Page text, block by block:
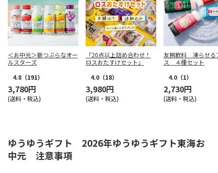
＜お中元＞新つぶらなオー
ルスターズ
4.8 （191）
3,780円
(送料・税込)
「20点以上詰め合わせ！
ロスおたすけセット」
4.0 （18）
3,980円
(送料・税込)
友桝飲料 凍らせる
ス ４種セット
4.0 （1）
2,730円
(送料・税込)
ゆうゆうギフト 2026年ゆうゆうギフト東海お
中元 注意事項